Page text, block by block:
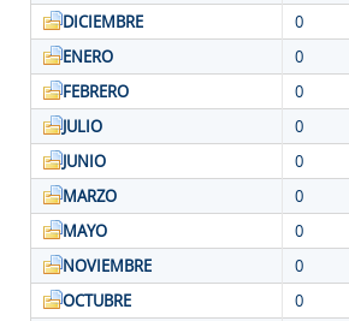
DICIEMBRE
0
ENERO
0
FEBRERO
0
JULIO
0
JUNIO
0
MARZO
0
MAYO
0
NOVIEMBRE
0
OCTUBRE
0